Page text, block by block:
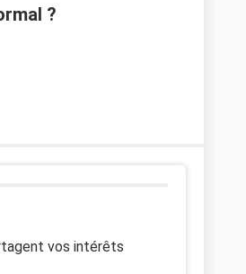
?
vos intérêts